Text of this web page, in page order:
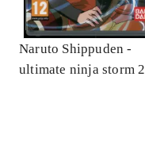
Naruto Shippuden -
ultimate ninja storm 2